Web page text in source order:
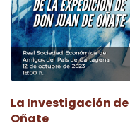
La Investigación
Oñate